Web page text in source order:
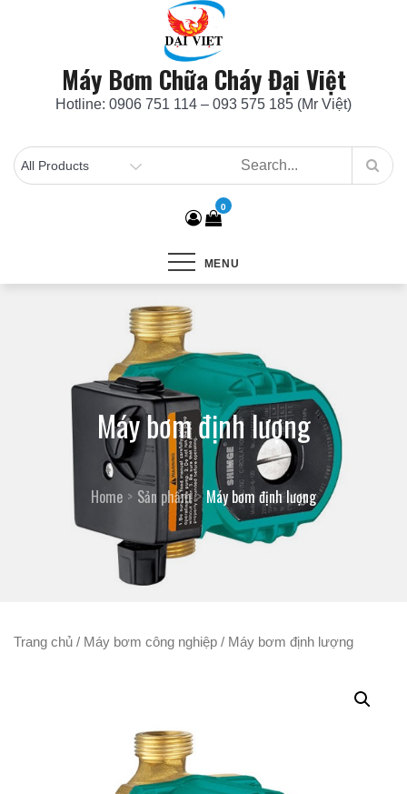
Máy Bơm Chữa Cháy Đại Việt
Hotline: 0906 751 114 – 093 575 185 (Mr Việt)
0
MENU
Máy bơm định lượng
Home Sản phẩm Máy bơm định lượng
Trang chủ / Máy bơm công nghiệp / Máy bơm định lượng